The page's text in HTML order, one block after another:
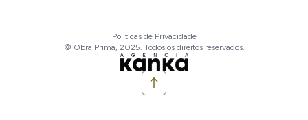
Políticas de Privacidade
© Obra Prima, 2025. Todos os direitos reservados.